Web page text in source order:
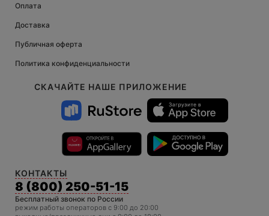
СКАЧАЙТЕ НАШЕ ПРИЛОЖЕНИЕ
КОНТАКТЫ
8 (800) 250-51-15
Бесплатный звонок по России
режим работы операторов c 9:00 до 20:00
Оплата
Доставка
Публичная оферта
Политика конфиденциальности